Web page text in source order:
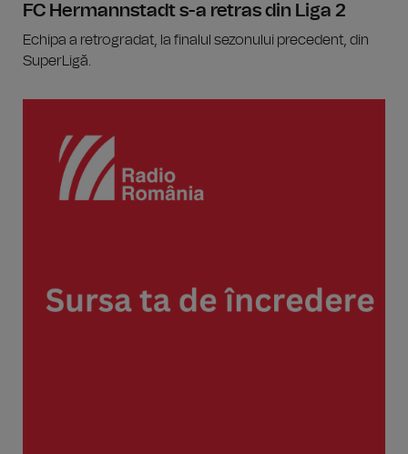
FC Hermannstadt s-a retras din Liga 2
Echipa a retrogradat, la finalul sezonului precedent, din
SuperLigă.